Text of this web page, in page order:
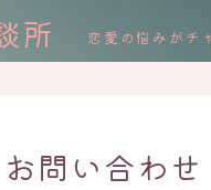
所 恋愛の悩みがチ
お問い合わせ